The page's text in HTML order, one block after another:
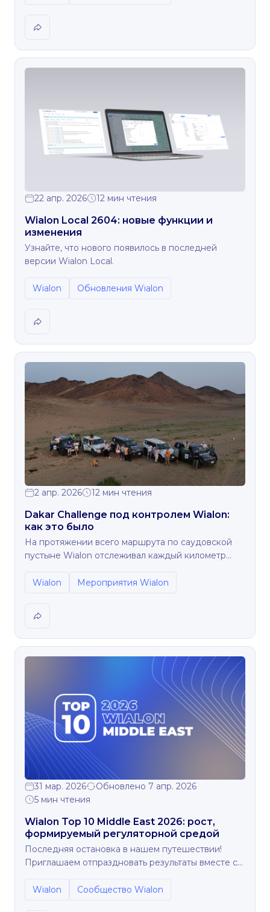
22 апр. 2026 12 мин чтения
Wialon Local 2604: новые функции и
изменения
Узнайте, что нового появилось в последней
версии Wialon Local.
Wialon Обновления Wialon
2 апр. 2026 12 мин чтения
Dakar Challenge под контролем Wialon:
как это было
На протяжении всего маршрута по саудовской
пустыне Wialon отслеживал каждый километр
Wialon
Мероприятия Wialon
31 мар. 2026
Обновлено 7 апр. 2026
5 мин чтения
Wialon Top 10 Middle East 2026: рост,
формируемый регуляторной средой
Последняя остановка в нашем путешествии!
Приглашаем отпраздновать результаты вместе с
Wialon
Сообщество Wialon